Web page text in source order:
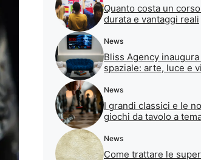
Quanto costa un
durata e vantaggi reali
News
Bliss Agency
spaziale: arte, luce e
News
I grandi classici e le
giochi da tavolo a
News
Come trattare le